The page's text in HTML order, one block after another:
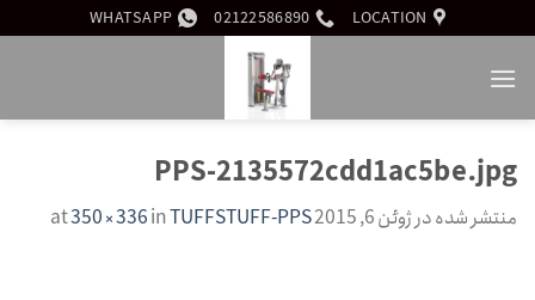
to
content
LOCATION
02122586890
WHATSAPP
PPS-2135572cdd1ac5be.jpg
منتشر شده درژوئن 6, 2015 350 × 336inTUFFSTUFF-PPS